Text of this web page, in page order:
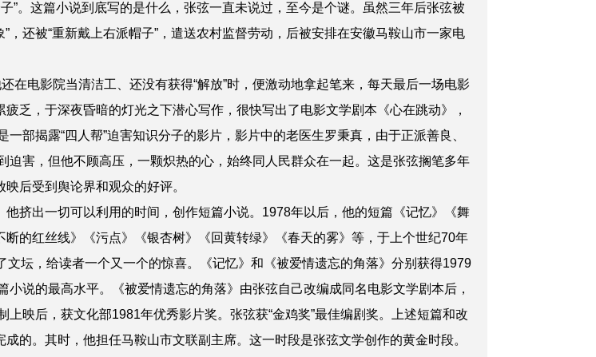
这篇小说到底写的是什么，张弦一直未说过，至今是个谜。虽然三年后张弦被
，还被“重新戴上右派帽子”，遣送农村监督劳动，后被安排在安徽马鞍山市一家电
电影院当清洁工、还没有获得“解放”时，便激动地拿起笔来，每天最后一场电影
乏，于深夜昏暗的灯光之下潜心写作，很快写出了电影文学剧本《心在跳动》，
部揭露“四人帮”迫害知识分子的影片，影片中的老医生罗秉真，由于正派善良、
迫害，但他不顾高压，一颗炽热的心，始终同人民群众在一起。这是张弦搁笔多年
后受到舆论界和观众的好评。
出一切可以利用的时间，创作短篇小说。1978年以后，他的短篇《记忆》《舞
的红丝线》《污点》《银杏树》《回黄转绿》《春天的雾》等，于上个世纪70年
坛，给读者一个又一个的惊喜。《记忆》和《被爱情遗忘的角落》分别获得1979
说的最高水平。《被爱情遗忘的角落》由张弦自己改编成同名电影文学剧本后，
映后，获文化部1981年优秀影片奖。张弦获“金鸡奖”最佳编剧奖。上述短篇和改
的。其时，他担任马鞍山市文联副主席。这一时段是张弦文学创作的黄金时段。